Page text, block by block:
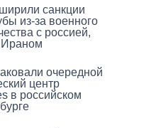
санкции
из-за военного
с россией,
Ираном
очередной
центр
в российском